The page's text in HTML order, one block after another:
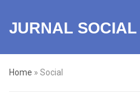
JURNAL SOCIAL
Home » Social